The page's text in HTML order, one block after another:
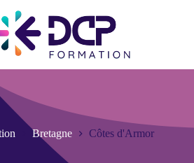
Bretagne Côtes d'Armor